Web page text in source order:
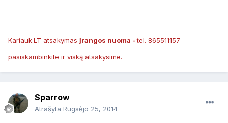
Kariauk.LT atsakymas Įrangos nuoma -tel. 865511157
pasiskambinkite ir viską atsakysime.
Sparrow
Atrašyta Rugsėjo 25, 2014